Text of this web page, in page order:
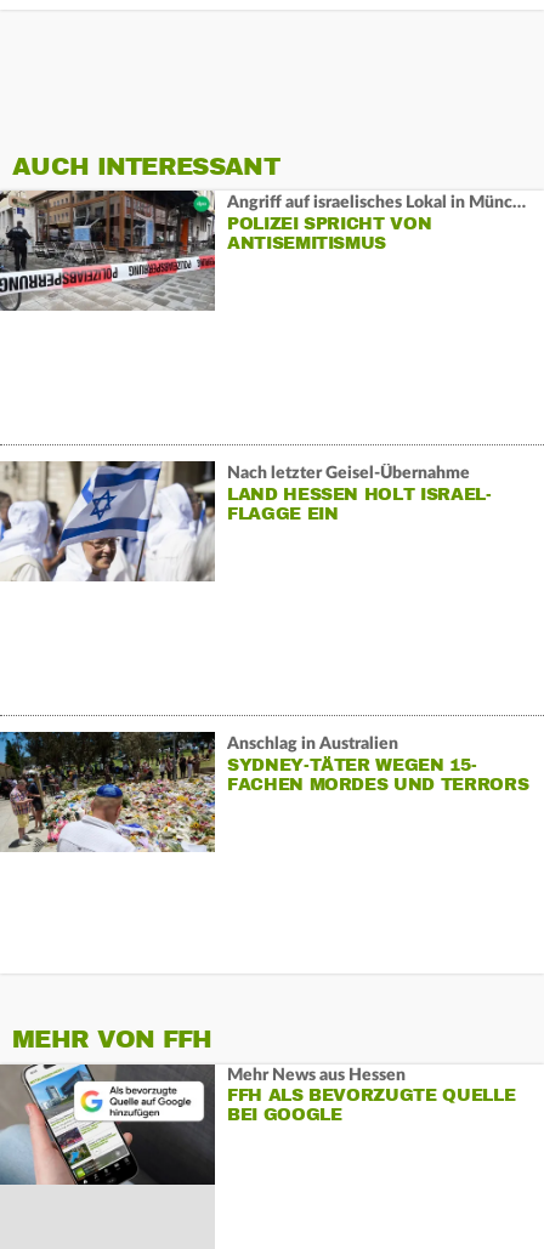
AUCH INTERESSANT
Angriff auf israelisches Lokal in München
POLIZEI SPRICHT VON
ANTISEMITISMUS
Nach letzter Geisel-Übernahme
LAND HESSEN HOLT ISRAEL-
FLAGGE EIN
Anschlag in Australien
SYDNEY-TÄTER WEGEN 15-
FACHEN MORDES UND TERRORS
MEHR VON FFH
Mehr News aus Hessen
FFH ALS BEVORZUGTE QUELLE
BEI GOOGLE